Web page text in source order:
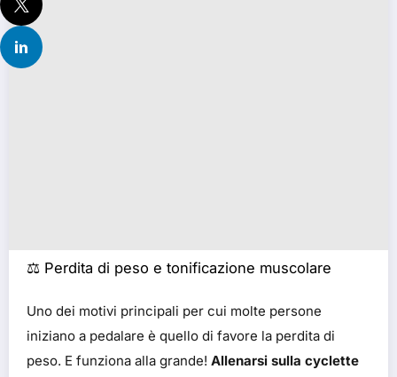
⚖️ Perdita di peso e tonificazione muscolare
Uno dei motivi principali per cui molte persone
iniziano a pedalare è quello di favore la perdita di
peso. E funziona alla grande! Allenarsi sulla cyclette